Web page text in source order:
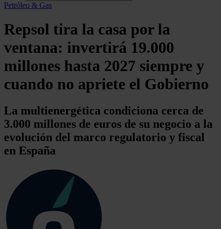
Petróleo & Gas
Repsol tira la casa por la
ventana: invertirá 19.000
millones hasta 2027 siempre y
cuando no apriete el Gobierno
La multienergética condiciona cerca de
3.000 millones de euros de su negocio a la
evolución del marco regulatorio y fiscal
en España